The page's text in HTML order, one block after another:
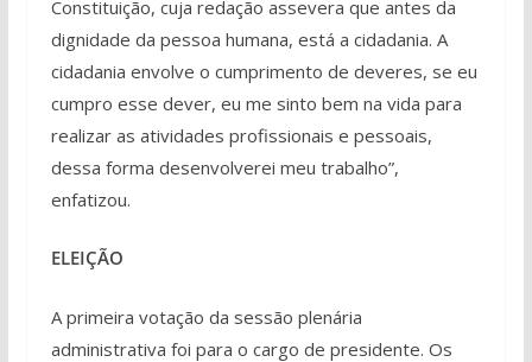
Constituição, cuja redação assevera que antes da
dignidade da pessoa humana, está a cidadania. A
cidadania envolve o cumprimento de deveres, se eu
cumpro esse dever, eu me sinto bem na vida para
realizar as atividades profissionais e pessoais,
dessa forma desenvolverei meu trabalho”,
enfatizou.
ELEIÇÃO
A primeira votação da sessão plenária
administrativa foi para o cargo de presidente. Os